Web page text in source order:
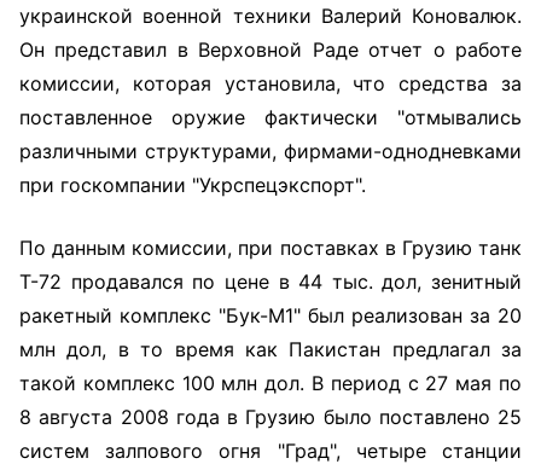
украинской военной техники Валерий Коновалюк.
Он представил в Верховной Раде отчет о работе
комиссии, которая установила, что средства за
поставленное оружие фактически "отмывались
различными структурами, фирмами-однодневками
при госкомпании "Укрспецэкспорт".
По данным комиссии, при поставках в Грузию танк
Т-72 продавался по цене в 44 тыс. дол, зенитный
ракетный комплекс "Бук-М1" был реализован за 20
млн дол, в то время как Пакистан предлагал за
такой комплекс 100 млн дол. В период с 27 мая по
8 августа 2008 года в Грузию было поставлено 25
систем залпового огня "Град", четыре станции